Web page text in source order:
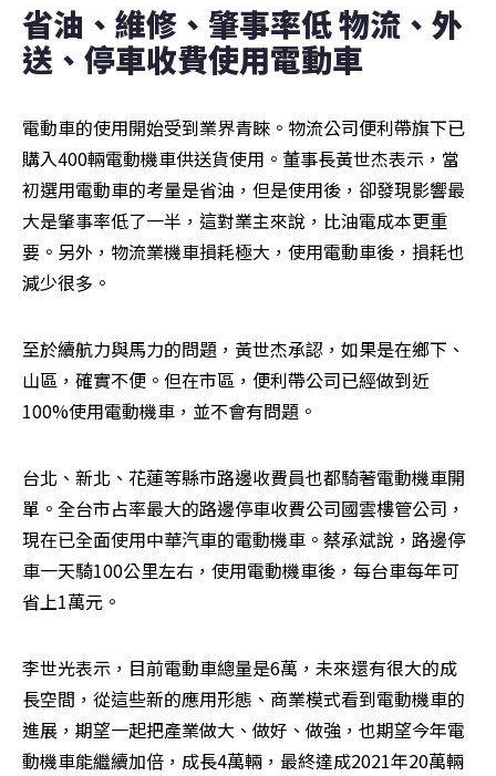
省油、維修、肇事率低 物流、外
送、停車收費使用電動車
電動車的使用開始受到業界青睞。物流公司便利帶旗下已
購入400輛電動機車供送貨使用。董事長黃世杰表示，當
初選用電動車的考量是省油，但是使用後，卻發現影響最
大是肇事率低了一半，這對業主來說，比油電成本更重
要。另外，物流業機車損耗極大，使用電動車後，損耗也
減少很多。
至於續航力與馬力的問題，黃世杰承認，如果是在鄉下、
山區，確實不便。但在市區，便利帶公司已經做到近
100%使用電動機車，並不會有問題。
台北、新北、花蓮等縣市路邊收費員也都騎著電動機車開
單。全台市占率最大的路邊停車收費公司國雲樓管公司，
現在已全面使用中華汽車的電動機車。蔡承斌說，路邊停
車一天騎100公里左右，使用電動機車後，每台車每年可
省上1萬元。
李世光表示，目前電動車總量是6萬，未來還有很大的成
長空間，從這些新的應用形態、商業模式看到電動機車的
進展，期望一起把產業做大、做好、做強，也期望今年電
動機車能繼續加倍，成長4萬輛，最終達成2021年20萬輛